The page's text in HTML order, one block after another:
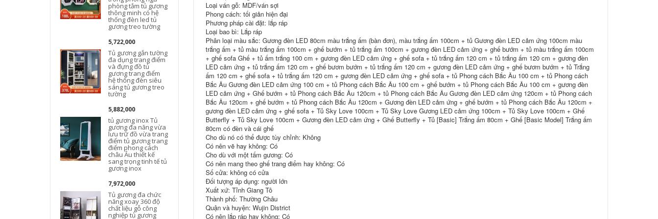
phòng tắm tủ gương
thông minh có hệ
thống đèn led tủ
gương treo tường
5,722,000
Tủ gương gắn tường
đa dụng trang điểm
và đựng đồ tủ
gương trang điểm
hệ thống đèn siêu
sáng tủ gương treo
tường
5,882,000
tủ gương inox Tủ
gương đa năng vừa
lưu trữ đồ vừa trang
điểm tủ gương trang
điểm phong cách
châu Âu thiết kế
sang trọng tinh tế tủ
gương inox
7,972,000
Tủ gương đa chức
năng xoay 360 độ
chất liệu gỗ công
nghiệp tủ gương
có đèn
6,500,000
mẫu tủ gương
phòng tắm Tùy
chỉnh 2023 tủ phòng
tắm mới kết hợp tấm
đá một chậu sứ liền
mạch chậu rửa chậu
rửa mặt tủ gương
thông minh tủ phụ
tủ gương lavabo
phòng tắm tủ gương
phòng tắm
5,860,000
Tủ gương phòng
tắm thông minh gỗ
nguyên khối gương
phòng tắm treo
tường riêng biệt
Changhong cửa
kính laminate hộp
gương làm mờ ánh
sáng tủ gương nhà
tắm tủ gương phòng
tắm nhập khẩu
5,035,000
5,841,000
Nhẹ nhàng sang
trọng tạo cảm giác
da tích hợp chậu tủ
phòng tắm tủ gương
kết hợp phong cách
kem chậu rửa
phòng tắm lưu trữ
thông minh chậu
rửa mặt tủ gương
lavabo tủ kính
phòng tắm
khử sương có đèn
lưu trữ gương lưu
Loại ván gỗ: MDF/ván sợi
Phong cách: tối giản hiện đại
Phương pháp cài đặt: lắp ráp
Loại bao bì: Lắp ráp
Phân loại màu sắc: Gương đèn LED 80cm màu trắng ấm (bàn đơn), màu trắng ấm 100cm + tủ Gương đèn LED cảm ứng 100cm màu
trắng ấm + tủ màu trắng ấm 100cm + ghế bướm + tủ trắng ấm 100cm + gương đèn LED cảm ứng + ghế bướm + tủ màu trắng ấm 100cm
+ ghế sofa Ghế + tủ ấm trắng 100 cm + gương đèn LED cảm ứng + ghế sofa + tủ trắng ấm 120 cm + tủ trắng ấm 120 cm + gương đèn
LED cảm ứng + tủ trắng ấm 120 cm + ghế bươm bướm + tủ trắng ấm 120 cm + gương đèn LED cảm ứng + ghế bươm bướm + tủ Trắng
ấm 120 cm + ghế sofa + tủ trắng ấm 120 cm + gương đèn LED cảm ứng + ghế sofa + tủ Phong cách Bắc Âu 100 cm + tủ Phong cách
Bắc Âu Gương đèn LED cảm ứng 100 cm + tủ Phong cách Bắc Âu 100 cm + ghế bướm + tủ Phong cách Bắc Âu 100 cm + gương đèn
LED cảm ứng + Ghế bướm + tủ Phong cách Bắc Âu 120cm + tủ Phong cách Bắc Âu Gương đèn LED cảm ứng 120cm + tủ Phong cách
Bắc Âu 120cm + ghế bướm + tủ Phong cách Bắc Âu 120cm + Gương đèn LED cảm ứng + ghế bướm + tủ Phong cách Bắc Âu 120cm +
gương đèn LED cảm ứng + ghế sofa + Tủ Sky Love 100cm + Tủ Sky Love Gương LED cảm ứng 100cm + Tủ Sky Love 100cm + Ghế
Butterfly + Tủ Sky Love 100cm + Gương đèn LED cảm ứng + Ghế Butterfly + Tủ [Basic] Trắng ấm 80cm + Ghế [Basic Model] Trắng ấm
80cm có đèn và cái ghế
Cho dù nó có thể được tùy chỉnh: Không
Có nên vẽ hay không: Có
Cho dù với một tấm gương: Có
Có nên mang theo ghế trang điểm hay không: Có
Số cửa: không có cửa
Đối tượng áp dụng: người lớn
Xuất xứ: Tỉnh Giang Tô
Thành phố: Thường Châu
Quận và huyện: Wujin District
Có nên lắp ráp hay không: Có